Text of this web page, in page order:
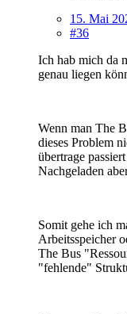
15. Mai
#36
Ich hab mich da
genau liegen
Wenn man The
dieses Problem
übertrage
Nachgeladen
Somit gehe ich
Arbeitsspeicher
The Bus
"fehlende"